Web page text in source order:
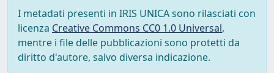
I metadati presenti in IRIS UNICA sono rilasciati con
licenza Creative Commons CC0 1.0 Universal,
mentre i file delle pubblicazioni sono protetti da
diritto d'autore, salvo diversa indicazione.